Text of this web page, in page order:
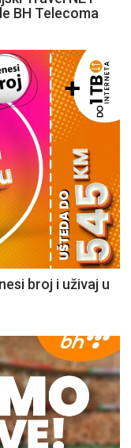
BH Telecoma
broj i uživaj u